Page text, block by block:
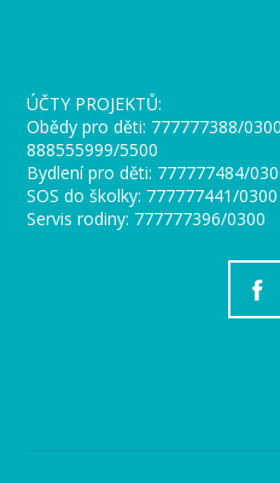
ÚČTY PROJEKTŮ:
Obědy pro děti: 777777388/
888555999/5500
Bydlení pro děti: 777777484/
SOS do školky: 777777441/0300
Servis rodiny: 777777396/0300